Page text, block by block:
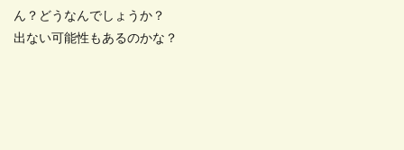
ん？どうなんでしょうか？
出ない可能性もあるのかな？